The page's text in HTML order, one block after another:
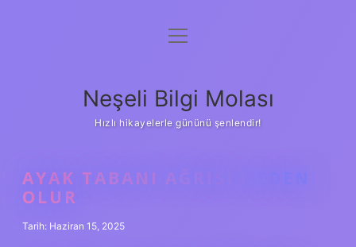
Anasayfa
Yasal Uyarı
menüyü
Neşeli Bilgi Molası
Hızlı hikayelerle gününü şenlendir!
AYAK TABANI AĞRISI NEDEN
OLUR
Tarih: Haziran 15, 2025